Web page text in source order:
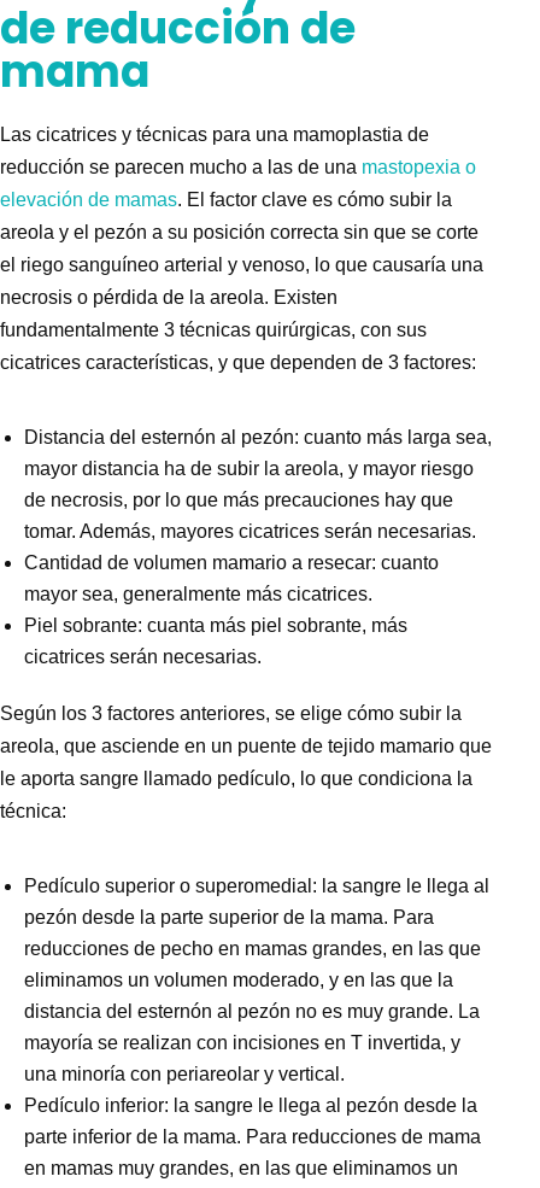
de reducción de
mama
Las cicatrices y técnicas para una mamoplastia de
reducción se parecen mucho a las de una mastopexia o
elevación de mamas. El factor clave es cómo subir la
areola y el pezón a su posición correcta sin que se corte
el riego sanguíneo arterial y venoso, lo que causaría una
necrosis o pérdida de la areola. Existen
fundamentalmente 3 técnicas quirúrgicas, con sus
cicatrices características, y que dependen de 3 factores:
Distancia del esternón al pezón: cuanto más larga sea,
mayor distancia ha de subir la areola, y mayor riesgo
de necrosis, por lo que más precauciones hay que
tomar. Además, mayores cicatrices serán necesarias.
Cantidad de volumen mamario a resecar: cuanto
mayor sea, generalmente más cicatrices.
Piel sobrante: cuanta más piel sobrante, más
cicatrices serán necesarias.
Según los 3 factores anteriores, se elige cómo subir la
areola, que asciende en un puente de tejido mamario que
le aporta sangre llamado pedículo, lo que condiciona la
técnica:
Pedículo superior o superomedial : la sangre le llega al
pezón desde la parte superior de la mama. Para
reducciones de pecho en mamas grandes, en las que
eliminamos un volumen moderado, y en las que la
distancia del esternón al pezón no es muy grande. La
mayoría se realizan con incisiones en T invertida, y
una minoría con periareolar y vertical.
Pedículo inferior: la sangre le llega al pezón desde la
parte inferior de la mama. Para reducciones de mama
en mamas muy grandes, en las que eliminamos un